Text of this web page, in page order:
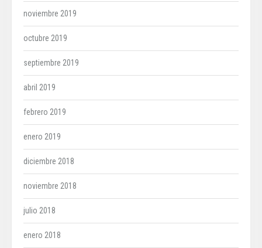
noviembre 2019
octubre 2019
septiembre 2019
abril 2019
febrero 2019
enero 2019
diciembre 2018
noviembre 2018
julio 2018
enero 2018